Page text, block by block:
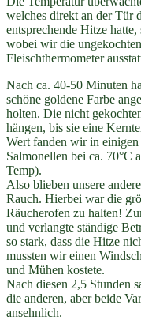
welches direkt an der Tür
entsprechende Hitze
wobei wir die
Fleischthermometer
Nach ca. 40-50 Minuten
schöne goldene Farbe
holten. Die nicht
hängen, bis sie eine
Wert fanden wir in
Salmonellen bei ca. 70°C
Temp).
Also blieben unsere
Rauch. Hierbei war die
Räucherofen zu halten!
und verlangte ständige
so stark, dass die Hitze
mussten wir einen
und Mühen kostete.
Nach diesen 2,5 Stunden
die anderen, aber beide
ansehnlich.